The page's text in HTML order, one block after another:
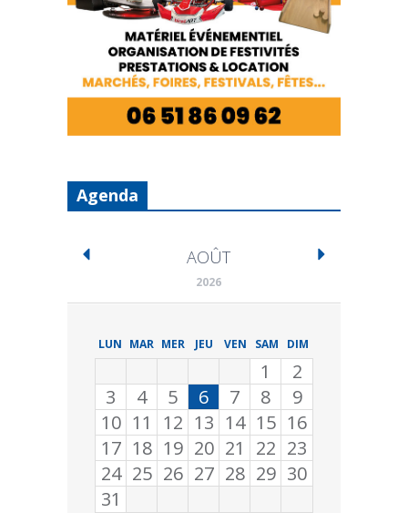
Agenda
AOÛT
2026
LUN MAR MER JEU VEN SAM DIM
1
2
3
4 5 6 7 8
9
10 11 12 13 14 15 16
17 18 19 20 21 22 23
24 25 26 27 28 29 30
31